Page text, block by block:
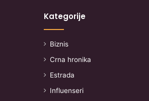
Kategorije
Biznis
Crna hronika
Estrada
Influenseri